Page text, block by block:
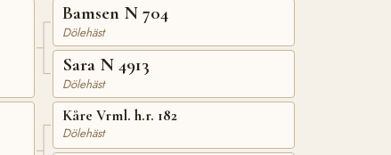
Bamsen N 704
Dölehäst
Sara N 4913
Dölehäst
Kåre Vrml. h.r. 182
Dölehäst